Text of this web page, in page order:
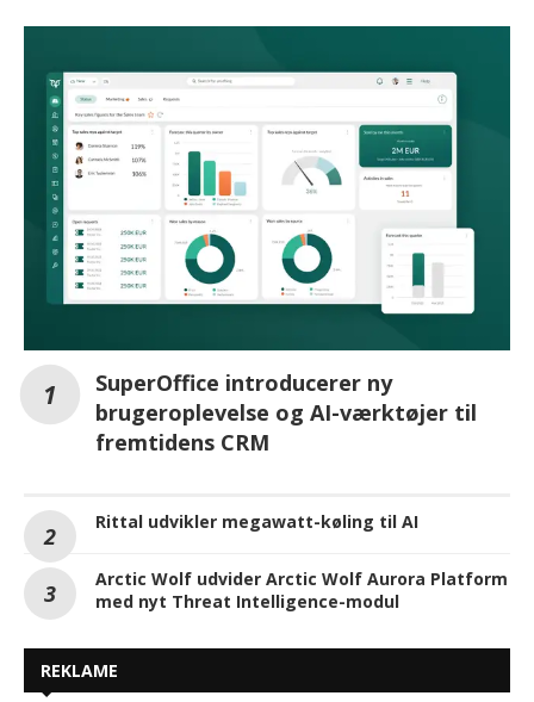
SuperOffice introducerer ny
brugeroplevelse og AI-værktøjer til
fremtidens CRM
Rittal udvikler megawatt-køling til AI
Arctic Wolf udvider Arctic Wolf Aurora Platform
med nyt Threat Intelligence-modul
REKLAME